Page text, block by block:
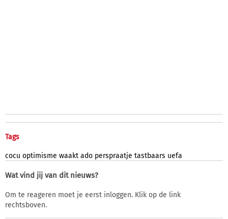
Tags
cocu optimisme waakt ado perspraatje tastbaars uefa
Wat vind jij van dit nieuws?
Om te reageren moet je eerst inloggen. Klik op de link
rechtsboven.